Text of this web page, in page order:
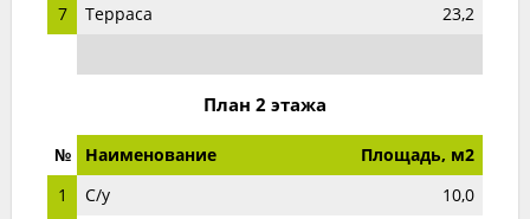
7
Терраса 23,2
План 2 этажа
№ Наименование
Площадь, м2
1
С/у
10,0